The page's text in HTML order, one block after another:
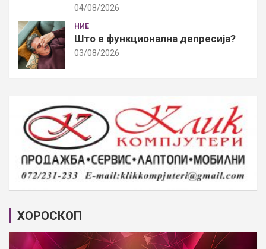
04/08/2026
НИЕ
Што е функционална депресија?
03/08/2026
ХОРОСКОП